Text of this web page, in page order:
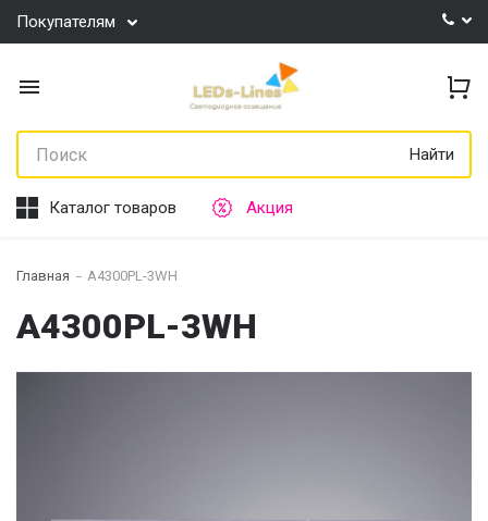
Покупателям
Найти
Каталог товаров Акция
Главная A4300PL-3WH
A4300PL-3WH